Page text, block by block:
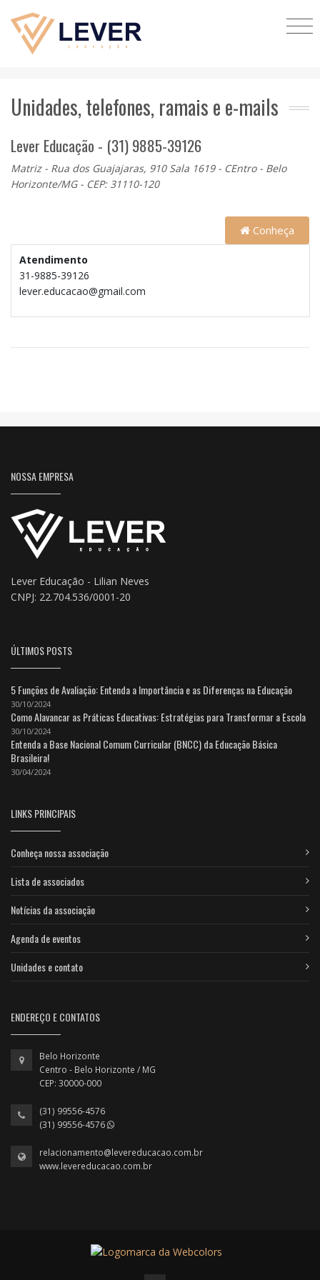
Unidades, telefones, ramais e e-mails
Lever Educação - (31) 9885-39126
Matriz - Rua dos Guajajaras, 910 Sala 1619 - CEntro - Belo
Horizonte/MG - CEP: 31110-120
Conheça
Atendimento
31-9885-39126
lever.educacao@gmail.com
NOSSA EMPRESA
Lever Educação - Lilian Neves
CNPJ: 22.704.536/0001-20
ÚLTIMOS POSTS
5 Funções de Avaliação: Entenda a Importância e as Diferenças na Educação
30/10/2024
Como Alavancar as Práticas Educativas: Estratégias para Transformar a Escola
30/10/2024
Entenda a Base Nacional Comum Curricular (BNCC) da Educação Básica
Brasileira!
30/04/2024
LINKS PRINCIPAIS
Conheça nossa associação
Lista de associados
Notícias da associação
Agenda de eventos
Unidades e contato
ENDEREÇO E CONTATOS
Belo Horizonte
Centro - Belo Horizonte / MG
CEP: 30000-000
(31) 99556-4576
(31) 99556-4576
relacionamento@levereducacao.com.br
www.levereducacao.com.br